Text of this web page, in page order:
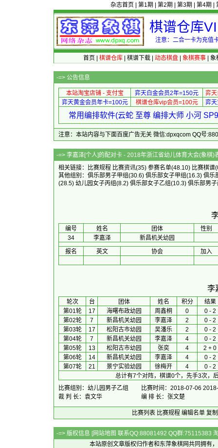
杂志首页 第1期 第2期 第3期 第4期
棋谱仓库
注意：二合一卡为充值
首页 棋谱仓库| 棋谱下载| 动态棋盘| 象棋赛事| 象
-=> 公告信息
本站淘宝店铺 - 支付宝 弈天白金会员2年=150元
弈
弈天黄金会员年卡=100元
棋谱仓库vip会员=100元 弈
常用编排软件(云蛇 至尊 编排大师 小河
注意：本站内容与下面百度广告无关 微信:dpxqcom QQ号
-=> 李嘉泽[个人]的配对卡 - 2018年浙江省幼儿体
相关链接：
比赛规程 比赛资讯(35) 参赛名单(48.10) 比赛棋谱
其他组别： 俱乐部男子甲组(30.6) 俱乐部女子甲组(16.3) 俱乐
(28.5) 幼儿园女子丙组(8.2) 俱乐部女子乙组(10.3) 俱乐部男
编号 姓名 团体
性别
34
李嘉泽
新昌机关幼园
报名
英文 协会 加入
李
轮次 台 团体 姓名 积分
结果
第01轮
17 海曙布政幼园 周鑫桐 0
0 - 2
第02轮
7 新昌机关幼园 李嘉泽 2
0 - 2
第03轮
17 松阳古市幼园 吴潘乐 2
0 - 2
第04轮
7 新昌机关幼园 李嘉泽 4
0 - 2
第05轮
13 松阳古市幼园 张奕 4
2 + 0
第06轮
14 新昌机关幼园 李嘉泽 4
0 - 2
第07轮
21 景宁实验幼园 徐梅开 4
0 - 2
总计有7个对阵，棋谱0个，先手3次，
比赛组别：幼儿园男子乙组
比赛时间：2018-07-06
裁 判 长：袁文华
编 排 长：张文楚
比赛列表 比赛规程 编辑名单 复
-=> 版权信息 [网站地图 联系QQ:88081492 QQ群:75115383
本站原创文章版权归作者和 东萍象棋网共同拥有